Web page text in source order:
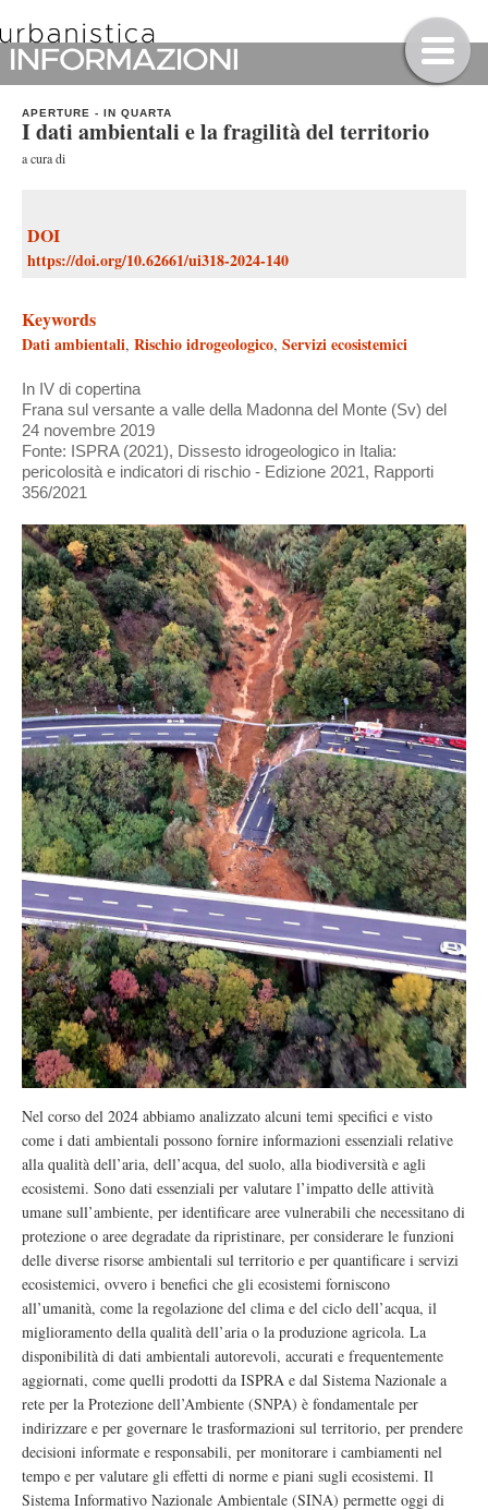
APERTURE - IN QUARTA
I dati ambientali e la fragilità del territorio
a cura di
DOI
https://doi.org/10.62661/ui318-2024-140
Keywords
Dati ambientali, Rischio idrogeologico, Servizi ecosistemici
In IV di copertina
Frana sul versante a valle della Madonna del Monte (Sv) del
24 novembre 2019
Fonte: ISPRA (2021), Dissesto idrogeologico in Italia:
pericolosità e indicatori di rischio - Edizione 2021, Rapporti
356/2021
Nel corso del 2024 abbiamo analizzato alcuni temi specifici e visto
come i dati ambientali possono fornire informazioni essenziali relative
alla qualità dell’aria, dell’acqua, del suolo, alla biodiversità e agli
ecosistemi. Sono dati essenziali per valutare l’impatto delle attività
umane sull’ambiente, per identificare aree vulnerabili che necessitano di
protezione o aree degradate da ripristinare, per considerare le funzioni
delle diverse risorse ambientali sul territorio e per quantificare i servizi
ecosistemici, ovvero i benefici che gli ecosistemi forniscono
all’umanità, come la regolazione del clima e del ciclo dell’acqua, il
miglioramento della qualità dell’aria o la produzione agricola. La
disponibilità di dati ambientali autorevoli, accurati e frequentemente
aggiornati, come quelli prodotti da ISPRA e dal Sistema Nazionale a
rete per la Protezione dell’Ambiente (SNPA) è fondamentale per
indirizzare e per governare le trasformazioni sul territorio, per prendere
decisioni informate e responsabili, per monitorare i cambiamenti nel
tempo e per valutare gli effetti di norme e piani sugli ecosistemi. Il
Sistema Informativo Nazionale Ambientale (SINA) permette oggi di